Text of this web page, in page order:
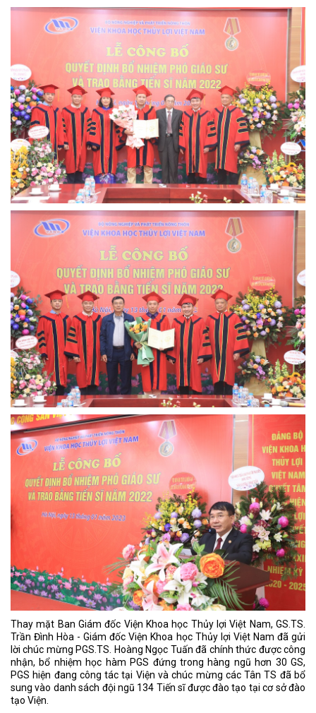
Thay mặt Ban Giám đốc Viện Khoa học Thủy lợi Việt Nam, GS.TS.
Trần Đình Hòa - Giám đốc Viện Khoa học Thủy lợi Việt Nam đã gửi
lời chúc mừng PGS.TS. Hoàng Ngọc Tuấn đã chính thức được công
nhận, bổ nhiệm học hàm PGS đứng trong hàng ngũ hơn 30 GS,
PGS hiện đang công tác tại Viện và chúc mừng các Tân TS đã bổ
sung vào danh sách đội ngũ 134 Tiến sĩ được đào tạo tại cơ sở đào
tạo Viện.